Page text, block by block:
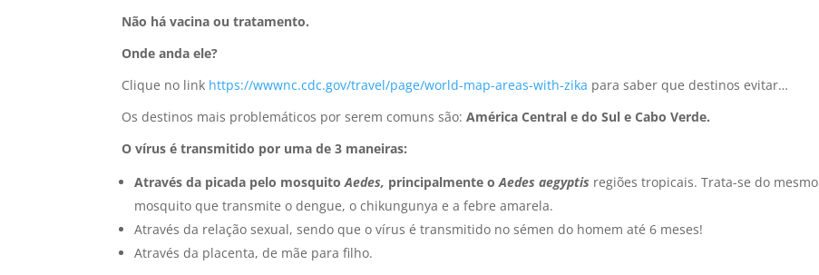
Não há vacina ou tratamento.
Onde anda ele?
Clique no link https://wwwnc.cdc.gov/travel/page/world-map-areas-with-zika para saber que destinos evitar…
Os destinos mais problemáticos por serem comuns são:América Central e do Sul e Cabo Verde.
O vírus é transmitido por uma de 3 maneiras:
Através da picada pelo mosquitoAedes, principalmente oAedes aegyptis regiões tropicais. Trata-se do mesmo
mosquito que transmite o dengue, o chikungunya e a febre amarela.
Através da relação sexual, sendo que o vírus é transmitido no sémen do homem até 6 meses!
Através da placenta, de mãe para filho.